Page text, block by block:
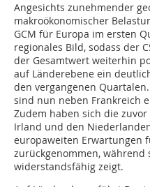
Angesichts zunehmender
makroökonomischer
GCM für Europa im ersten
regionales Bild, sodass der
der Gesamtwert weiterhin
auf Länderebene ein
den vergangenen
sind nun neben Frankreich
Zudem haben sich die
Irland und den
europaweiten Erwartungen
zurückgenommen,
widerstandsfähig zeigt.